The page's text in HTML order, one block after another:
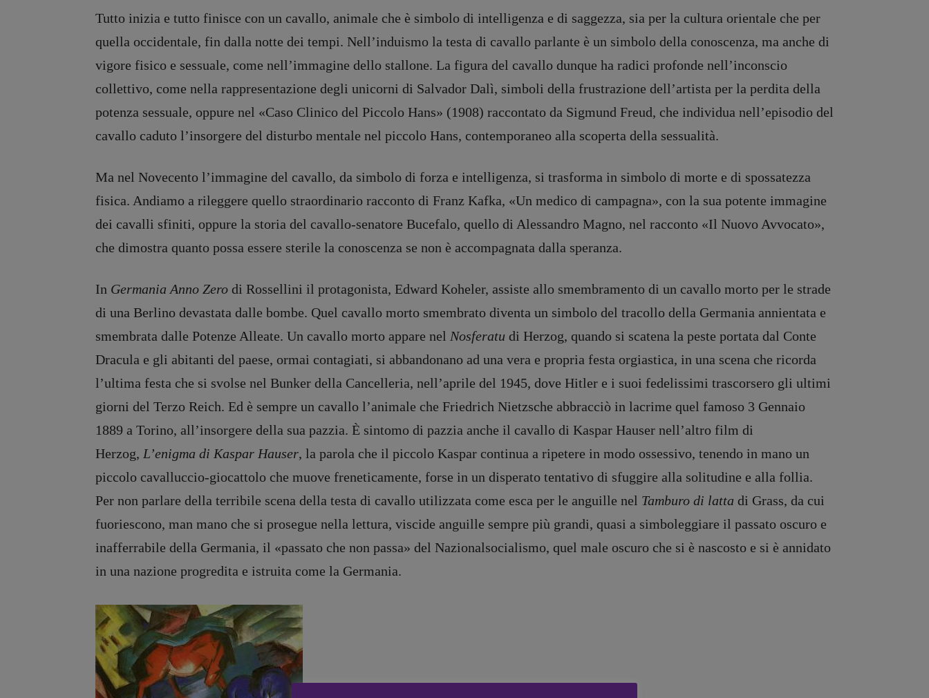
Primo Piano
Interviste
RUBRICHE
Archeologie del
Fumetti
Libro & Film
Pulp for kids
Opera prima
12 dicembre
Blade Runner 40
Editoria
Intelligenza
Maestri sommersi
Pasolini 1922-2022
Psichedelia
Scienza
Stranimondi
Antonella Marrone
Walter Catalano,Giuseppe
Costigliola
Tutto inizia e tutto finisce con un cavallo, animale che è simbolo di intelligenza e di saggezza, sia per la cultura orientale che per
quella occidentale, fin dalla notte dei tempi. Nell’induismo la testa di cavallo parlante è un simbolo della conoscenza, ma anche di
vigore fisico e sessuale, come nell’immagine dello stallone. La figura del cavallo dunque ha radici profonde nell’inconscio
collettivo, come nella rappresentazione degli unicorni di Salvador Dalì, simboli della frustrazione dell’artista per la perdita della
potenza sessuale, oppure nel «Caso Clinico del Piccolo Hans» (1908) raccontato da Sigmund Freud, che individua nell’episodio del
cavallo caduto l’insorgere del disturbo mentale nel piccolo Hans, contemporaneo alla scoperta della sessualità.
Ma nel Novecento l’immagine del cavallo, da simbolo di forza e intelligenza, si trasforma in simbolo di morte e di spossatezza
fisica. Andiamo a rileggere quello straordinario racconto di Franz Kafka, «Un medico di campagna», con la sua potente immagine
dei cavalli sfiniti, oppure la storia del cavallo-senatore Bucefalo, quello di Alessandro Magno, nel racconto «Il Nuovo Avvocato»,
che dimostra quanto possa essere sterile la conoscenza se non è accompagnata dalla speranza.
In Germania Anno Zero di Rossellini il protagonista, Edward Koheler, assiste allo smembramento di un cavallo morto per le strade
di una Berlino devastata dalle bombe. Quel cavallo morto smembrato diventa un simbolo del tracollo della Germania annientata e
smembrata dalle Potenze Alleate. Un cavallo morto appare nel Nosferatu di Herzog, quando si scatena la peste portata dal Conte
Dracula e gli abitanti del paese, ormai contagiati, si abbandonano ad una vera e propria festa orgiastica, in una scena che ricorda
l’ultima festa che si svolse nel Bunker della Cancelleria, nell’aprile del 1945, dove Hitler e i suoi fedelissimi trascorsero gli ultimi
giorni del Terzo Reich. Ed è sempre un cavallo l’animale che Friedrich Nietzsche abbracciò in lacrime quel famoso 3 Gennaio
1889 a Torino, all’insorgere della sua pazzia. È sintomo di pazzia anche il cavallo di Kaspar Hauser nell’altro film di
Herzog, L’enigma di Kaspar Hauser, la parola che il piccolo Kaspar continua a ripetere in modo ossessivo, tenendo in mano un
piccolo cavalluccio-giocattolo che muove freneticamente, forse in un disperato tentativo di sfuggire alla solitudine e alla follia.
Per non parlare della terribile scena della testa di cavallo utilizzata come esca per le anguille nel Tamburo di latta di Grass, da cui
fuoriescono, man mano che si prosegue nella lettura, viscide anguille sempre più grandi, quasi a simboleggiare il passato oscuro e
inafferrabile della Germania, il «passato che non passa» del Nazionalsocialismo, quel male oscuro che si è nascosto e si è annidato
in una nazione progredita e istruita come la Germania.